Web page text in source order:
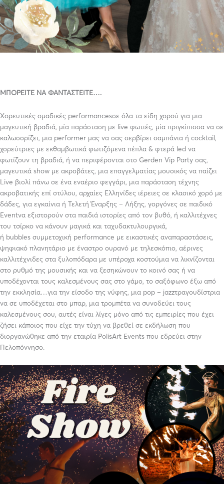
ΜΠΟΡΕΙΤΕ ΝΑ ΦΑΝΤΑΣΤΕΙΤΕ….
Χορευτικές ομαδικές performancesσε όλα τα είδη χορού για μια
μαγευτική βραδιά, μία παράσταση με live φωτιές, μία πριγκίπισσα να σε
καλωσορίζει, μια performer μας να σας σερβίρει σαμπάνια ή cocktail,
χορεύτριες με εκθαμβωτικά φωτιζόμενα πέπλα & φτερά led να
φωτίζουν τη βραδιά, ή να περιφέρονται στο Gerden Vip Party σας,
μαγευτικά show με ακροβάτες, μια επαγγελματίας μουσικός να παίζει
Live βιολί πάνω σε ένα εναέριο φεγγάρι, μια παράσταση τέχνης
ακροβατικής επί στύλου, αρχαίες Ελληνίδες ιέρειες σε κλασικό χορό με
δάδες, για εγκαίνια ή Τελετή Έναρξης – Λήξης, γοργόνες σε παιδικό
Eventνα εξιστορούν στα παιδιά ιστορίες από τον βυθό, ή καλλιτέχνες
του τσίρκο να κάνουν μαγικά και ταχυδακτυλουργικά,
ή bubbles συμμετοχική performance με εικαστικές αναπαραστάσεις,
ψηφιακό πλανητάριο με έναστρο ουρανό με τηλεσκόπιο, αέρινες
καλλιτέχνιδες στα ξυλοπόδαρα με υπέροχα κοστούμια να λικνίζονται
στο ρυθμό της μουσικής και να ξεσηκώνουν το κοινό σας ή να
υποδέχονται τους καλεσμένους σας στο γάμο, το σαξόφωνο έξω από
την εκκλησία…για την είσοδο της νύφης, μια pop – jazzτραγουδίστρια
να σε υποδέχεται στο μπαρ, μια τρομπέτα να συνοδεύει τους
καλεσμένους σου, αυτές είναι λίγες μόνο από τις εμπειρίες που έχει
ζήσει κάποιος που είχε την τύχη να βρεθεί σε εκδήλωση που
διοργανώθηκε από την εταιρία PolisArt Events που εδρεύει στην
Πελοπόννησο.